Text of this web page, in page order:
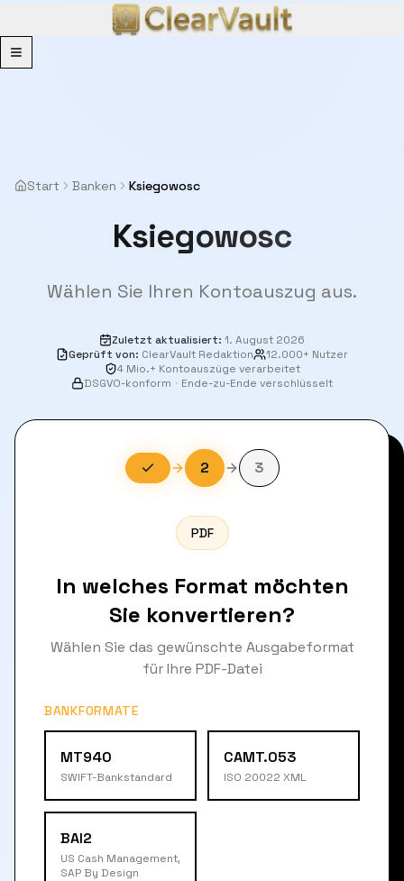
Menu
Start Banken Ksiegowosc
Ksiegowosc
Wählen Sie Ihren Kontoauszug aus.
Zuletzt aktualisiert: 1. August 2026
Geprüft von: ClearVault Redaktion
12.000+ Nutzer
4 Mio.+ Kontoauszüge verarbeitet
DSGVO-konform · Ende-zu-Ende verschlüsselt
2 3
PDF
In welches Format möchten
Sie konvertieren?
Wählen Sie das gewünschte Ausgabeformat
für Ihre PDF-Datei
BANKFORMATE
MT940
SWIFT-Bankstandard
CAMT.053
ISO 20022 XML
BAI2
US Cash Management,
SAP By Design